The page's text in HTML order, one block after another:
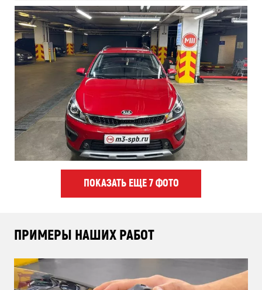
ПОКАЗАТЬ ЕЩЕ 7 ФОТО
ПРИМЕРЫ НАШИХ РАБОТ